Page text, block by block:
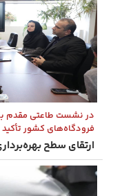
در نشست طاعتی‌ مقدم
فرودگاه‌های کشور
ارتقای سطح